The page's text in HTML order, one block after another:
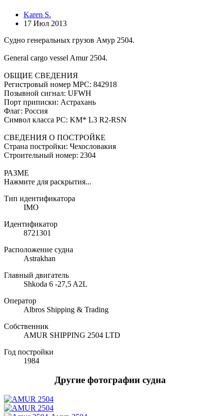
Karen S.
17 Июл 2013
Судно генеральных грузов Амур 2504.
General cargo vessel Amur 2504.
ОБЩИЕ СВЕДЕНИЯ
Регистровый номер МРС: 842918
Позывной сигнал: UFWH
Порт приписки: Астрахань
Флаг: Россия
Символ класса РС: KM* L3 R2-RSN
СВЕДЕНИЯ О ПОСТРОЙКЕ
Страна постройки: Чехословакия
Строительный номер: 2304
РАЗМЕ
Нажмите для раскрытия...
Тип идентификатора
IMO
Идентификатор
8721301
Расположение судна
Astrakhan
Главный двигатель
Shkoda 6 -27,5 A2L
Оператор
Albros Shipping & Trading
Собственник
AMUR SHIPPING 2504 LTD
Год постройки
1984
Другие фотографии судна